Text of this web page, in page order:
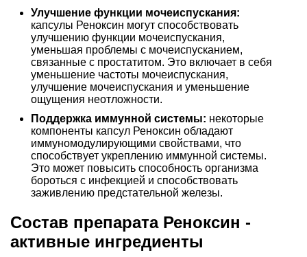
Улучшение функции мочеиспускания:
капсулы Реноксин могут способствовать
улучшению функции мочеиспускания,
уменьшая проблемы с мочеиспусканием,
связанные с простатитом. Это включает в себя
уменьшение частоты мочеиспускания,
улучшение мочеиспускания и уменьшение
ощущения неотложности.
Поддержка иммунной системы: некоторые
компоненты капсул Реноксин обладают
иммуномодулирующими свойствами, что
способствует укреплению иммунной системы.
Это может повысить способность организма
бороться с инфекцией и способствовать
заживлению предстательной железы.
Состав препарата Реноксин -
активные ингредиенты